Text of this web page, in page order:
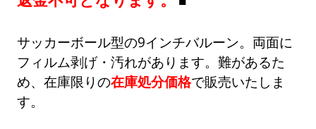
サッカーボール型の9インチバルーン。両面に
フィルム剥げ・汚れがあります。難があるた
め、在庫限りの在庫処分価格で販売いたしま
す。